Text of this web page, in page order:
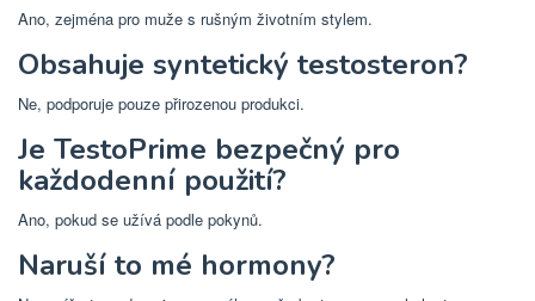
Ano, zejména pro muže s rušným životním stylem.
Obsahuje syntetický testosteron?
Ne, podporuje pouze přirozenou produkci.
Je TestoPrime bezpečný pro
každodenní použití?
Ano, pokud se užívá podle pokynů.
Naruší to mé hormony?